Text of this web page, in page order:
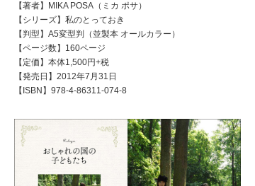
【著者】MIKA POSA（ミカ ポサ）
【シリーズ】私のとっておき
【判型】A5変型判（並製本 オールカラー）
【ページ数】160ページ
【定価】本体1,500円+税
【発売日】2012年7月31日
【ISBN】978-4-86311-074-8